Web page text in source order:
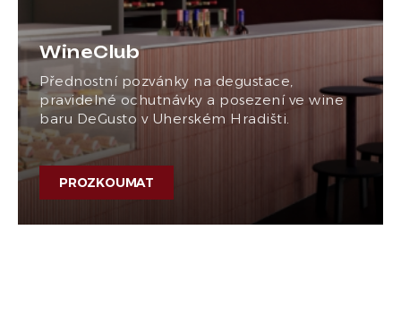
WineClub
Přednostní pozvánky na degustace,
pravidelné ochutnávky a posezení ve wine
baru DeGusto v Uherském Hradišti.
PROZKOUMAT